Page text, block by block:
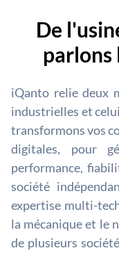
De
parlons
iQanto relie deux
industrielles et
transformons vos
digitales, pour
performance,
société
expertise multi-
la mécanique et le
de plusieurs